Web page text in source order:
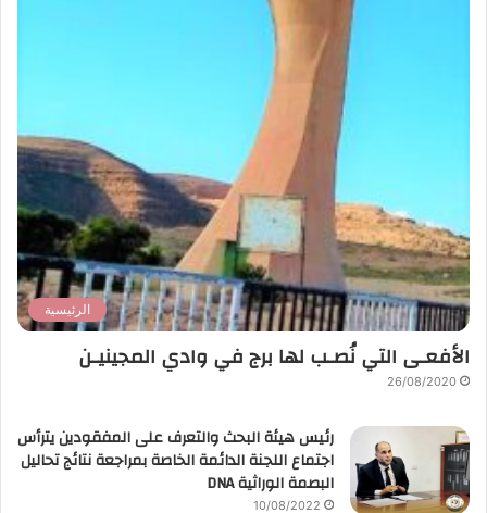
الرئيسية
الأفعـى التي نُصـب لها برج في وادي المجينيـن
26/08/2020
رئيس هيئة البحث والتعرف على المفقودين يترأس
اجتماع اللجنة الدائمة الخاصة بمراجعة نتائج تحاليل
البصمة الوراثية DNA
10/08/2022